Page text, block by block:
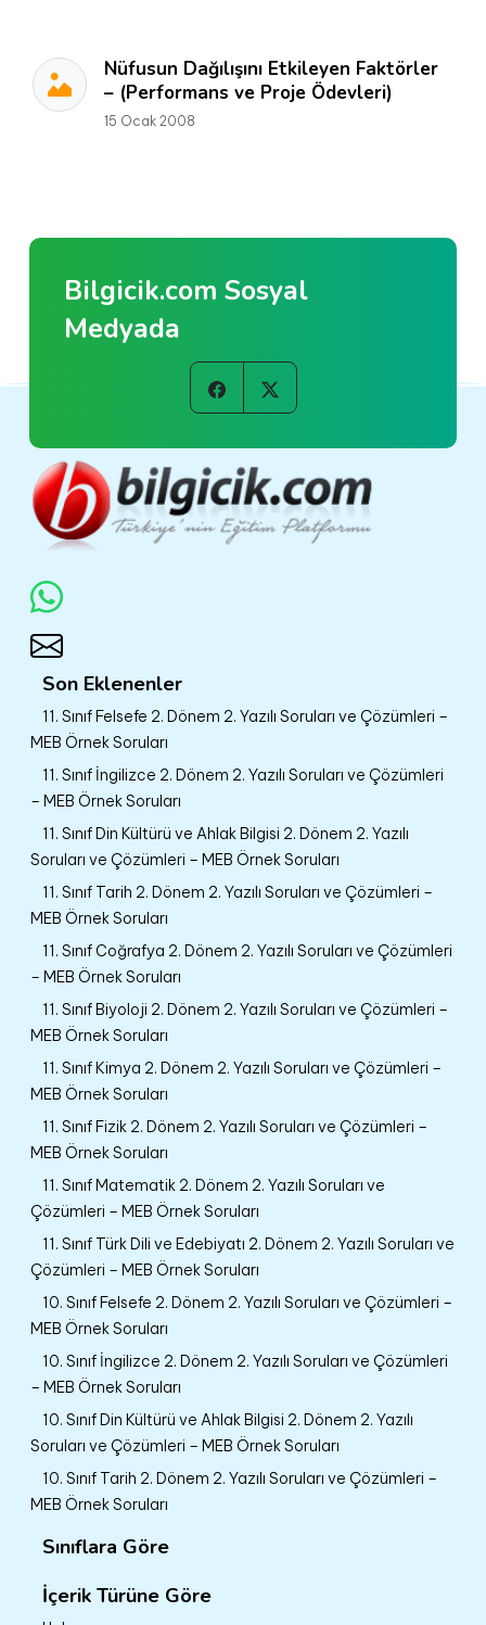
Nüfusun Dağılışını Etkileyen Faktörler
– (Performans ve Proje Ödevleri)
15 Ocak 2008
Bilgicik.com Sosyal
Medyada
Son Eklenenler
11. Sınıf Felsefe 2. Dönem 2. Yazılı Soruları ve Çözümleri –
MEB Örnek Soruları
11. Sınıf İngilizce 2. Dönem 2. Yazılı Soruları ve Çözümleri
– MEB Örnek Soruları
11. Sınıf Din Kültürü ve Ahlak Bilgisi 2. Dönem 2. Yazılı
Soruları ve Çözümleri – MEB Örnek Soruları
11. Sınıf Tarih 2. Dönem 2. Yazılı Soruları ve Çözümleri –
MEB Örnek Soruları
11. Sınıf Coğrafya 2. Dönem 2. Yazılı Soruları ve Çözümleri
– MEB Örnek Soruları
11. Sınıf Biyoloji 2. Dönem 2. Yazılı Soruları ve Çözümleri –
MEB Örnek Soruları
11. Sınıf Kimya 2. Dönem 2. Yazılı Soruları ve Çözümleri –
MEB Örnek Soruları
11. Sınıf Fizik 2. Dönem 2. Yazılı Soruları ve Çözümleri –
MEB Örnek Soruları
11. Sınıf Matematik 2. Dönem 2. Yazılı Soruları ve
Çözümleri – MEB Örnek Soruları
11. Sınıf Türk Dili ve Edebiyatı 2. Dönem 2. Yazılı Soruları ve
Çözümleri – MEB Örnek Soruları
10. Sınıf Felsefe 2. Dönem 2. Yazılı Soruları ve Çözümleri –
MEB Örnek Soruları
10. Sınıf İngilizce 2. Dönem 2. Yazılı Soruları ve Çözümleri
– MEB Örnek Soruları
10. Sınıf Din Kültürü ve Ahlak Bilgisi 2. Dönem 2. Yazılı
Soruları ve Çözümleri – MEB Örnek Soruları
10. Sınıf Tarih 2. Dönem 2. Yazılı Soruları ve Çözümleri –
MEB Örnek Soruları
Sınıflara Göre
İçerik Türüne Göre